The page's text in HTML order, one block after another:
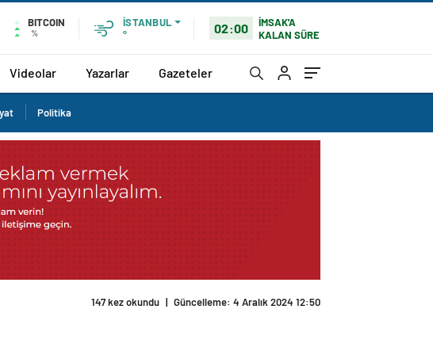
BITCOIN
%
İSTANBUL
°
02:00
İMSAK'A
KALAN SÜRE
Videolar Yazarlar Gazeteler
Politika
147 kez okundu | Güncelleme: 4 Aralık 2024 12:50